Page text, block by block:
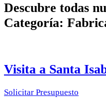
Descubre todas
Categoría:
Visita a Santa
Solicitar Presupuesto